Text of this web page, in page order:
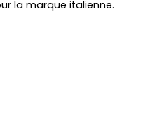
la marque italienne.